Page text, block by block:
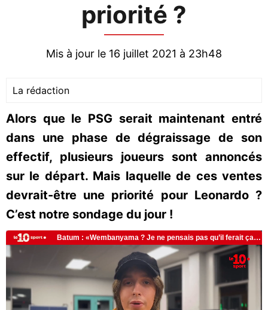
priorité ?
Mis à jour le 16 juillet 2021 à 23h48
La rédaction
Alors que le PSG serait maintenant entré
dans une phase de dégraissage de son
effectif, plusieurs joueurs sont annoncés
sur le départ. Mais laquelle de ces ventes
devrait-être une priorité pour Leonardo ?
C’est notre sondage du jour !